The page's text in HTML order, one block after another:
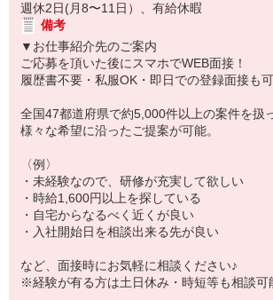
週休2日(月8〜11日）、有給休暇
備考
▼お仕事紹介先のご案内
ご応募を頂いた後にスマホでWEB面接！
履歴書不要・私服OK・即日での登録面接も
全国47都道府県で約5,000件以上の案件を扱
様々な希望に沿ったご提案が可能。
〈例〉
・未経験なので、研修が充実して欲しい
・時給1,600円以上を探している
・自宅からなるべく近くが良い
・入社開始日を相談出来る先が良い
など、面接時にお気軽に相談ください♪
※経験が有る方は土日休み・時短等も相談可